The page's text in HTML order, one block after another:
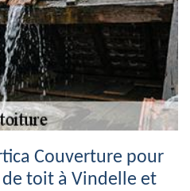
Couverture pour
toit à Vindelle et